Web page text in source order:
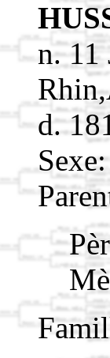
n. 11
d.